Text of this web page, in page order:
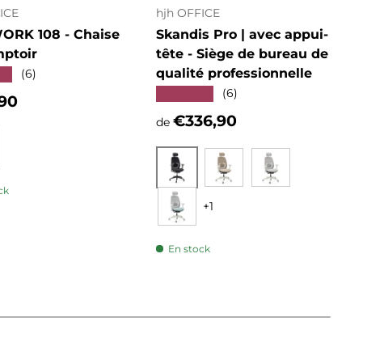
108 - Chaise
(6)
hjh OFFICE
Skandis Pro | avec appui-
tête - Siège de bureau de
qualité professionnelle
(6)
de Prix habituel
€336,90
Noir Beige Gris
Menthe
+1
En stock